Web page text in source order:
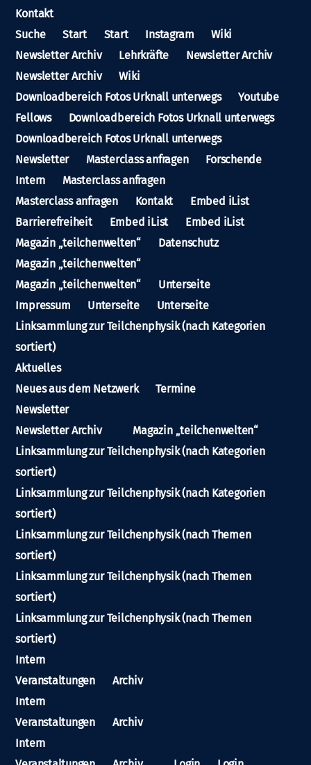
Kontakt
Suche
Start Start Instagram
Wiki
Newsletter Archiv
Lehrkräfte
Newsletter Archiv
Newsletter Archiv
Wiki
Downloadbereich Fotos Urknall unterwegs
Youtube
Fellows
Downloadbereich Fotos Urknall unterwegs
Downloadbereich Fotos Urknall unterwegs
Newsletter
Masterclass anfragen
Forschende
Intern
Masterclass anfragen
Masterclass anfragen
Kontakt
Embed iList
Barrierefreiheit
Embed iList
Embed iList
Magazin „teilchenwelten“
Datenschutz
Magazin „teilchenwelten“
Magazin „teilchenwelten“
Unterseite
Impressum
Unterseite
Unterseite
Linksammlung zur Teilchenphysik (nach Kategorien
sortiert)
Aktuelles
Neues aus dem Netzwerk
Termine
Newsletter
Newsletter Archiv
Magazin „teilchenwelten“
Linksammlung zur Teilchenphysik (nach Kategorien
sortiert)
Linksammlung zur Teilchenphysik (nach Kategorien
sortiert)
Linksammlung zur Teilchenphysik (nach Themen
sortiert)
Linksammlung zur Teilchenphysik (nach Themen
sortiert)
Linksammlung zur Teilchenphysik (nach Themen
sortiert)
Intern
Veranstaltungen
Archiv
Intern
Veranstaltungen
Archiv
Intern